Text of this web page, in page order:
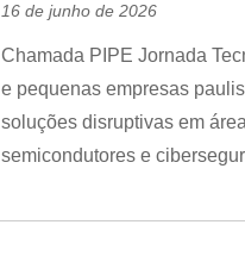
16 de junho de 2026
Chamada PIPE Jornada
e pequenas empresas
soluções disruptivas em
semicondutores e